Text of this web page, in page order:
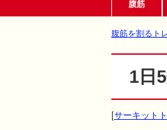
腹筋
腹筋を割るト
1日
[サーキット